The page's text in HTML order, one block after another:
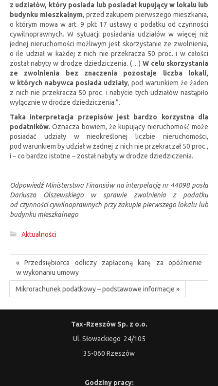
z udziałów, który posiada lub posiadał kupujący w lokalu lub
budynku mieszkalnym, przed zakupem pierwszego mieszkania,
o którym mowa w art. 9 pkt 17 ustawy o podatku od czynności
cywilnoprawnych. W sytuacji posiadania udziałów w więcej niż
jednej nieruchomości możliwym jest skorzystanie ze zwolnienia,
o ile udział w każdej z nich nie przekracza 50 proc. i w całości
został nabyty w drodze dziedziczenia. (…) W celu skorzystania
ze zwolnienia bez znaczenia pozostaje liczba lokali,
w których nabywca posiada udziały, pod warunkiem że żaden
z nich nie przekracza 50 proc. i nabycie tych udziałów nastąpiło
wyłącznie w drodze dziedziczenia.”.
Taka interpretacja przepisów jest bardzo korzystna dla
podatników. Oznacza bowiem, że kupujący nieruchomość może
posiadać udziały w nieokreślonej liczbie nieruchomości,
pod warunkiem by udział w żadnej z nich nie przekraczał 50 proc.,
i – co bardzo istotne – został nabyty w drodze dziedziczenia.
Odpowiedź Ministerstwa Finansów na interpelację nr 44098 posła
Dariusza Olszewskiego w sprawie zwolnienia z podatku
od czynności cywilnoprawnych przy zakupie pierwszego lokalu lub
budynku mieszkalnego
Aktualności
« Przedsiębiorca odliczy zapłaconą karę za opóźnienie
w wykonaniu umowy
Mikrorachunek podatkowy – podstawowe informacje »
Tax-Rzeszów Sp. z o.o.
Ul. Słowackiego 24/105
35-060 Rzeszów
Godziny pracy: